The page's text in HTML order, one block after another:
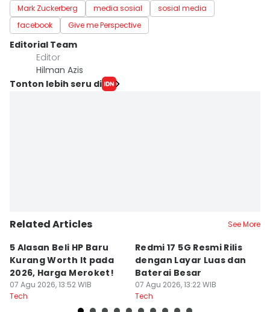
Mark Zuckerberg media sosial
sosial media
facebook
Give me Perspective
Editorial Team
Editor
Hilman Azis
Tonton lebih seru di
Related Articles See More
5 Alasan Beli HP Baru
Kurang Worth It pada
2026, Harga Meroket!
07 Agu 2026, 13:52 WIB
Tech
Redmi 17 5G Resmi Rilis
dengan Layar Luas dan
Baterai Besar
07 Agu 2026, 13:22 WIB
Tech